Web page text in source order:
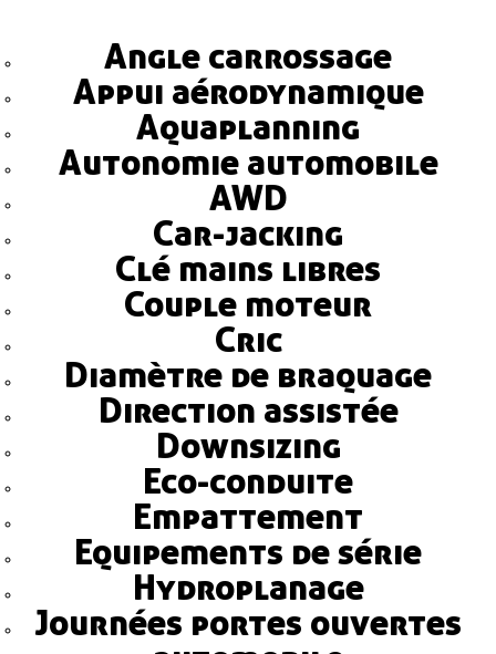
Angle carrossage
Appui aérodynamique
Aquaplanning
Autonomie automobile
AWD
Car-jacking
Clé mains libres
Couple moteur
Cric
Diamètre de braquage
Direction assistée
Downsizing
Eco-conduite
Empattement
Equipements de série
Hydroplanage
Journées portes ouvertes